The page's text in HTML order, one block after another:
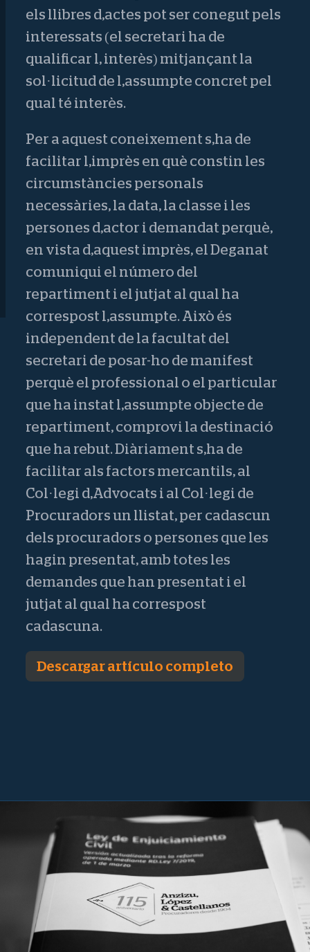
els llibres d,actes pot ser conegut pels
interessats (el secretari ha de
qualificar l, interès) mitjançant la
sol·licitud de l,assumpte concret pel
qual té interès.
Per a aquest coneixement s,ha de
facilitar l,imprès en què constin les
circumstàncies personals
necessàries, la data, la classe i les
persones d,actor i demandat perquè,
en vista d,aquest imprès, el Deganat
comuniqui el número del
repartiment i el jutjat al qual ha
correspost l,assumpte. Això és
independent de la facultat del
secretari de posar-ho de manifest
perquè el professional o el particular
que ha instat l,assumpte objecte de
repartiment, comprovi la destinació
que ha rebut. Diàriament s,ha de
facilitar als factors mercantils, al
Col·legi d,Advocats i al Col·legi de
Procuradors un llistat, per cadascun
dels procuradors o persones que les
hagin presentat, amb totes les
demandes que han presentat i el
jutjat al qual ha correspost
cadascuna.
Descargar artículo completo